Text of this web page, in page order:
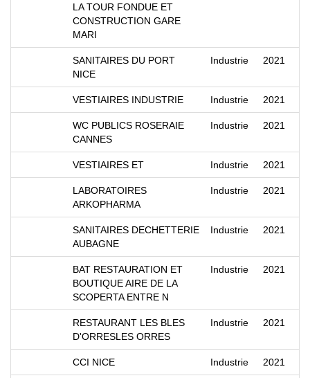
LA TOUR FONDUE ET
CONSTRUCTION GARE
MARI
SANITAIRES DU PORT
NICE
Industrie 2021
VESTIAIRES INDUSTRIE Industrie 2021
WC PUBLICS ROSERAIE
CANNES
Industrie 2021
VESTIAIRES ET Industrie 2021
LABORATOIRES
ARKOPHARMA
Industrie 2021
SANITAIRES DECHETTERIE
AUBAGNE
Industrie 2021
BAT RESTAURATION ET
BOUTIQUE AIRE DE LA
SCOPERTA ENTRE N
Industrie 2021
RESTAURANT LES BLES
D'ORRESLES ORRES
Industrie 2021
CCI NICE Industrie 2021